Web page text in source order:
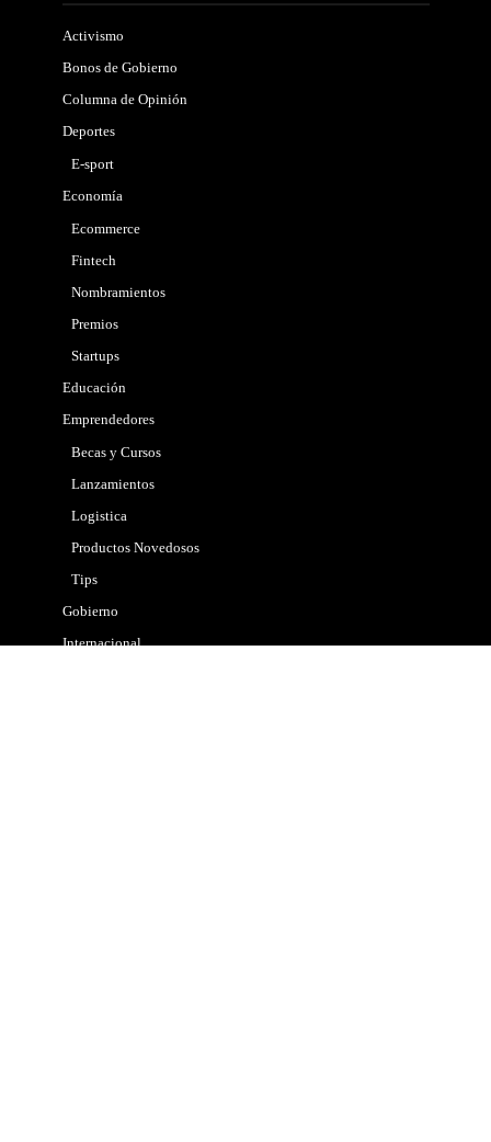
Activismo
Bonos de Gobierno
Columna de Opinión
Deportes
E-sport
Economía
Ecommerce
Fintech
Nombramientos
Premios
Startups
Educación
Emprendedores
Becas y Cursos
Lanzamientos
Logistica
Productos Novedosos
Tips
Gobierno
Internacional